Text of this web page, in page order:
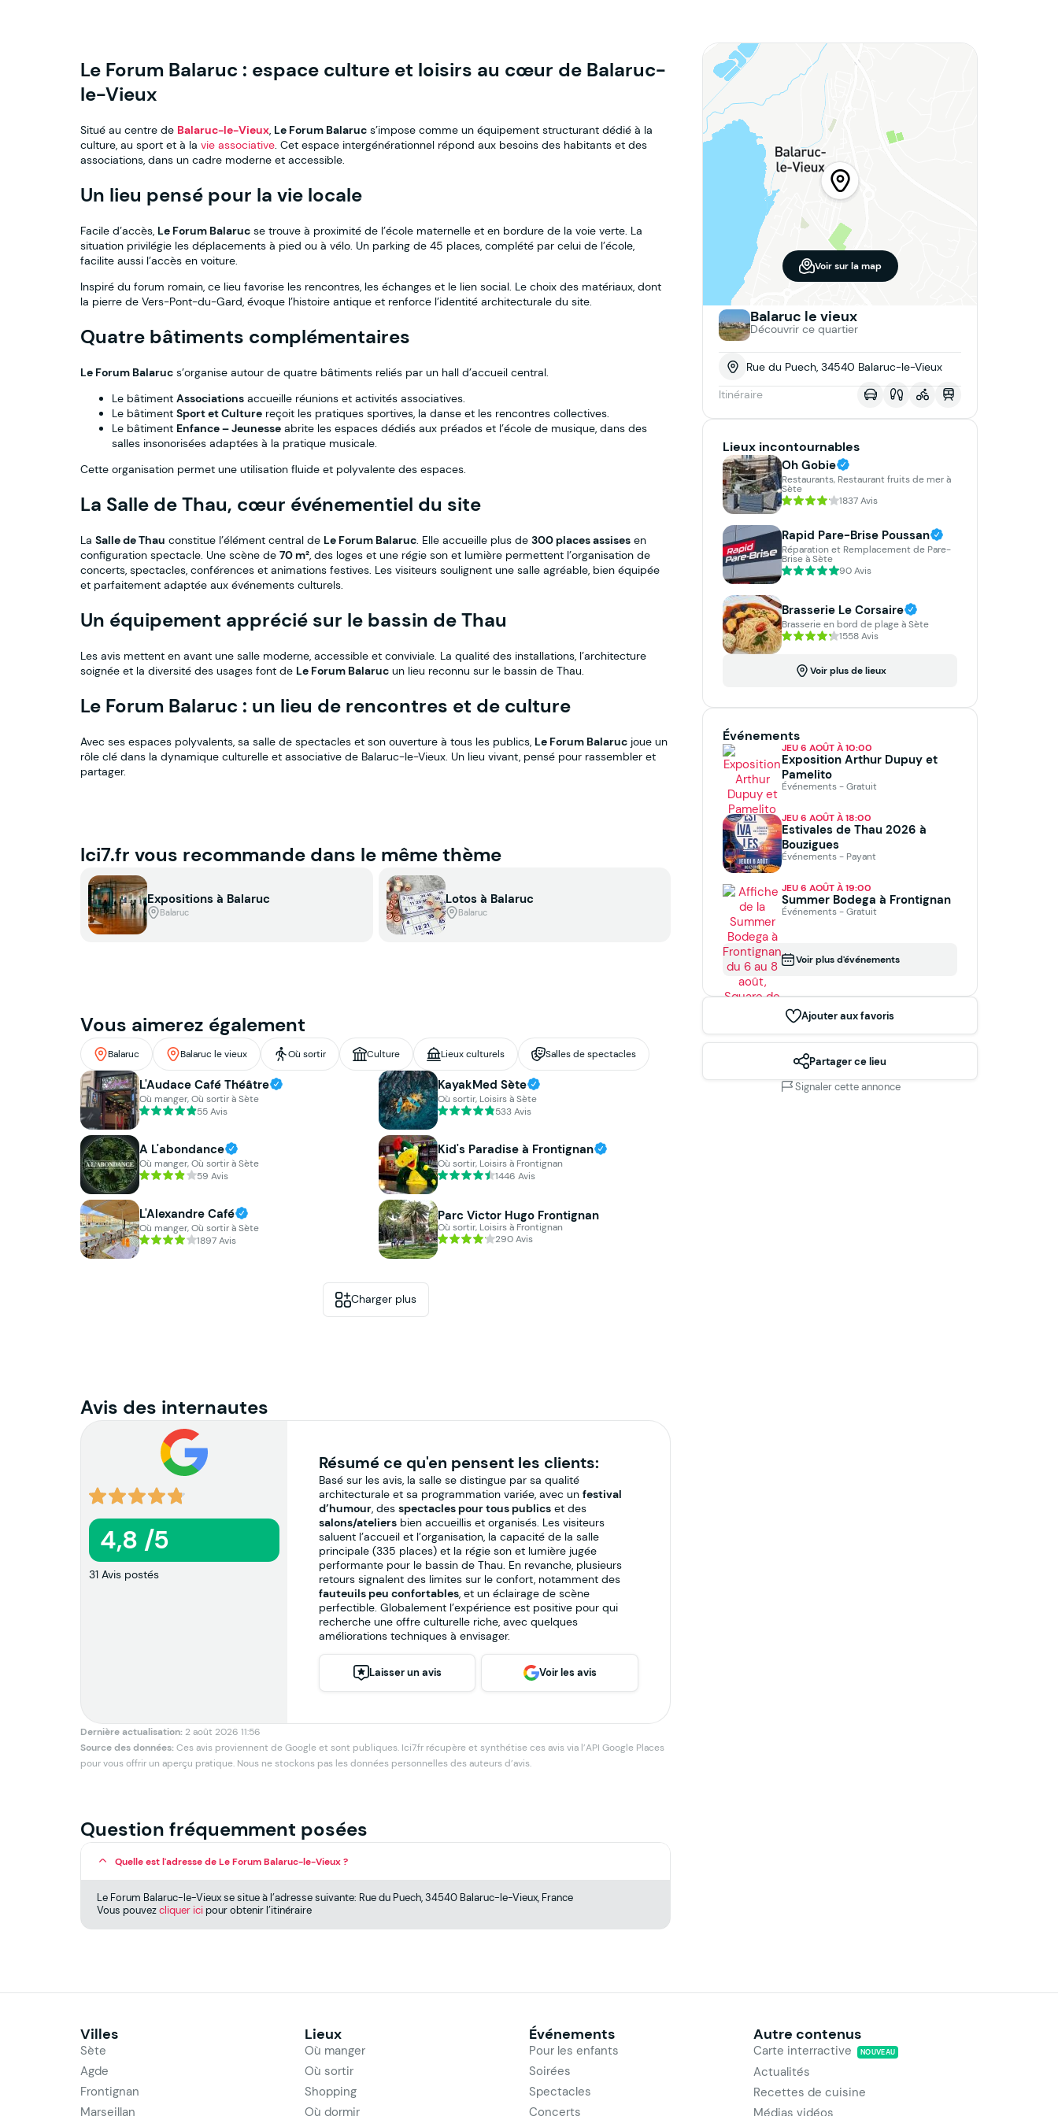
Le Forum Balaruc : espace culture et loisirs au cœur de Balaruc-
le-Vieux
Situé au centre de Balaruc-le-Vieux, Le Forum Balaruc s’impose comme un équipement structurant dédié à la
culture, au sport et à la vie associative. Cet espace intergénérationnel répond aux besoins des habitants et des
associations, dans un cadre moderne et accessible.
Un lieu pensé pour la vie locale
Facile d’accès, Le Forum Balaruc se trouve à proximité de l’école maternelle et en bordure de la voie verte. La
situation privilégie les déplacements à pied ou à vélo. Un parking de 45 places, complété par celui de l’école,
facilite aussi l’accès en voiture.
Inspiré du forum romain, ce lieu favorise les rencontres, les échanges et le lien social. Le choix des matériaux, dont
la pierre de Vers-Pont-du-Gard, évoque l’histoire antique et renforce l’identité architecturale du site.
Quatre bâtiments complémentaires
Le Forum Balaruc s’organise autour de quatre bâtiments reliés par un hall d’accueil central.
Le bâtiment Associations accueille réunions et activités associatives.
Le bâtiment Sport et Culture reçoit les pratiques sportives, la danse et les rencontres collectives.
Le bâtiment Enfance – Jeunesse abrite les espaces dédiés aux préados et l’école de musique, dans des
salles insonorisées adaptées à la pratique musicale.
Cette organisation permet une utilisation fluide et polyvalente des espaces.
La Salle de Thau, cœur événementiel du site
La Salle de Thau constitue l’élément central de Le Forum Balaruc. Elle accueille plus de 300 places assises en
configuration spectacle. Une scène de 70 m², des loges et une régie son et lumière permettent l’organisation de
concerts, spectacles, conférences et animations festives. Les visiteurs soulignent une salle agréable, bien équipée
et parfaitement adaptée aux événements culturels.
Un équipement apprécié sur le bassin de Thau
Les avis mettent en avant une salle moderne, accessible et conviviale. La qualité des installations, l’architecture
soignée et la diversité des usages font de Le Forum Balaruc un lieu reconnu sur le bassin de Thau.
Le Forum Balaruc : un lieu de rencontres et de culture
Avec ses espaces polyvalents, sa salle de spectacles et son ouverture à tous les publics, Le Forum Balaruc joue un
rôle clé dans la dynamique culturelle et associative de Balaruc-le-Vieux. Un lieu vivant, pensé pour rassembler et
partager.
Ici7.fr vous recommande dans le même thème
Expositions à Balaruc
Balaruc
Lotos à Balaruc
Balaruc
Vous aimerez également
Balaruc Balaruc le vieux Où sortir Culture Lieux culturels Salles de spectacles
L'Audace Café Théâtre
Où manger, Où sortir à Sète
55 Avis
KayakMed Sète
Où sortir, Loisirs à Sète
533 Avis
A L'abondance
Où manger, Où sortir à Sète
59 Avis
Kid's Paradise à Frontignan
Où sortir, Loisirs à Frontignan
1446 Avis
L'Alexandre Café
Où manger, Où sortir à Sète
1897 Avis
Parc Victor Hugo Frontignan
Où sortir, Loisirs à Frontignan
290 Avis
Charger plus
Avis des internautes
4,8 /5
31 Avis postés
Résumé ce qu'en pensent les clients:
Basé sur les avis, la salle se distingue par sa qualité
architecturale et sa programmation variée, avec un festival
d’humour, des spectacles pour tous publicset des
salons/ateliersbien accueillis et organisés. Les visiteurs
saluent l’accueil et l’organisation, la capacité de la salle
principale (335 places) et la régie son et lumière jugée
performante pour le bassin de Thau. En revanche, plusieurs
retours signalent des limites sur le confort, notamment des
fauteuils peu confortables, et un éclairage de scène
perfectible. Globalement l’expérience est positive pour qui
recherche une offre culturelle riche, avec quelques
améliorations techniques à envisager.
Laisser un avis Voir les avis
Dernière actualisation: 2 août 2026 11:56
Source des données: Ces avis proviennent de Google et sont publiques. Ici7.fr récupère et synthétise ces avis via l’API Google Places
pour vous offrir un aperçu pratique. Nous ne stockons pas les données personnelles des auteurs d’avis.
Question fréquemment posées
Quelle est l'adresse de Le Forum Balaruc-le-Vieux ?
Le Forum Balaruc-le-Vieux se situe à l’adresse suivante: Rue du Puech, 34540 Balaruc-le-Vieux, France
Vous pouvezcliquer icipour obtenir l’itinéraire
Voir sur la map
Balaruc le vieux
Découvrir ce quartier
Rue du Puech, 34540 Balaruc-le-Vieux
Itinéraire
Lieux incontournables
Oh Gobie
Restaurants, Restaurant fruits de mer à
Sète
1837 Avis
Rapid Pare-Brise Poussan
Réparation et Remplacement de Pare-
Brise à Sète
90 Avis
Brasserie Le Corsaire
Brasserie en bord de plage à Sète
1558 Avis
Voir plus de lieux
Événements
JEU 6 AOÛT À 10:00
Exposition Arthur Dupuy et
Pamelito
Événements - Gratuit
JEU 6 AOÛT À 18:00
Estivales de Thau 2026 à
Bouzigues
Événements - Payant
JEU 6 AOÛT À 19:00
Summer Bodega à Frontignan
Événements - Gratuit
Voir plus d'événements
Ajouter aux favoris
Partager ce lieu
Signaler cette annonce
Villes
Sète
Agde
Frontignan
Marseillan
Lieux
Où manger
Où sortir
Shopping
Où dormir
Événements
Pour les enfants
Soirées
Spectacles
Concerts
Autre contenus
Carte interractive NOUVEAU
Actualités
Recettes de cuisine
Médias vidéos